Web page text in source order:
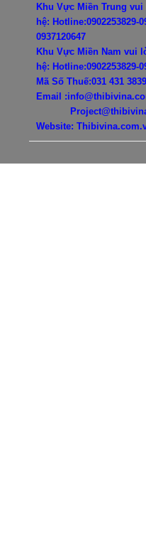
Khu Vực Miền Trung
hệ: Hotline:0902253829-
0937120647
Khu Vực Miền Nam vui
hệ: Hotline:0902253829-
Mã Số Thuế:031 431 3839
Email
Website: